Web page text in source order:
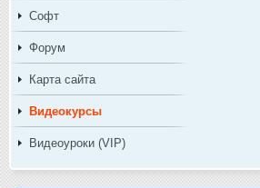
Софт
Форум
Карта сайта
Видеокурсы
Видеоуроки (VIP)